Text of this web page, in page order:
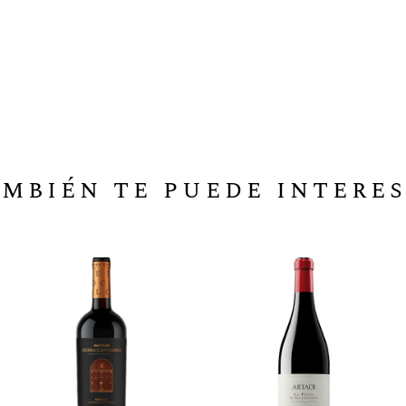
te puede